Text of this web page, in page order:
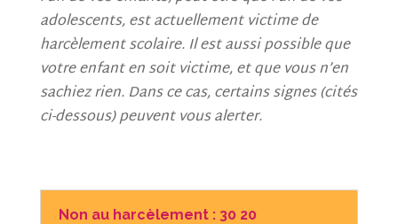
adolescents, est actuellement victime de
harcèlement scolaire. Il est aussi possible que
votre enfant en soit victime, et que vous n’en
sachiez rien. Dans ce cas, certains signes (cités
ci-dessous) peuvent vous alerter.
Non au harcèlement : 30 20